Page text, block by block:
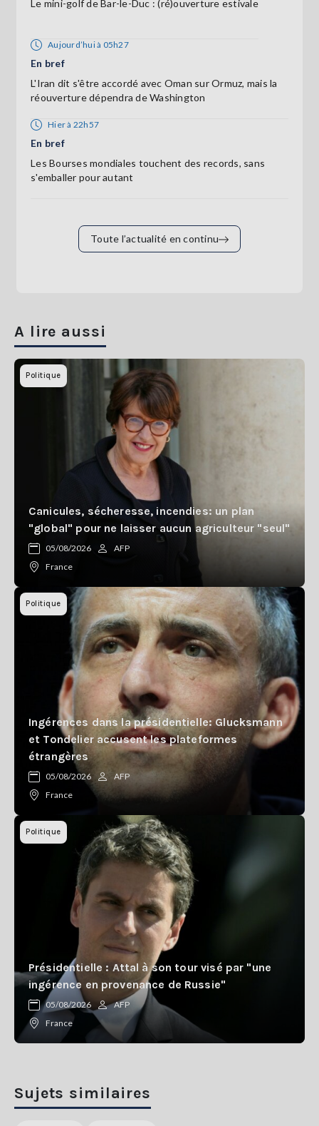
Le mini-golf de Bar-le-Duc : (ré)ouverture estivale
Aujourd’hui à 05h27
En bref
L'Iran dit s'être accordé avec Oman sur Ormuz, mais la
réouverture dépendra de Washington
Hier à 22h57
En bref
Les Bourses mondiales touchent des records, sans
s'emballer pour autant
Toute l’actualité en continu
A lire aussi
Politique
Canicules, sécheresse, incendies: un plan
"global" pour ne laisser aucun agriculteur "seul"
05/08/2026
AFP
France
Politique
Ingérences dans la présidentielle: Glucksmann
et Tondelier accusent les plateformes
étrangères
05/08/2026
AFP
France
Politique
Présidentielle : Attal à son tour visé par "une
ingérence en provenance de Russie"
05/08/2026
AFP
France
Sujets similaires